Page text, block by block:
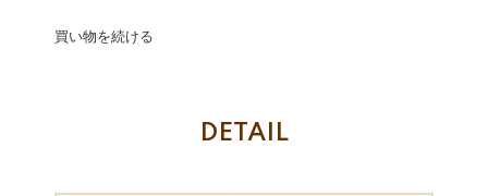
買い物を続ける
DETAIL